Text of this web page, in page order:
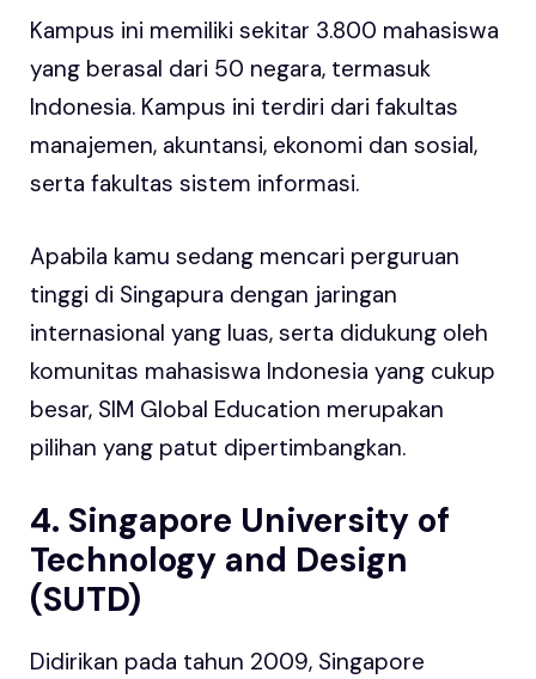
Kampus ini memiliki sekitar 3.800 mahasiswa
yang berasal dari 50 negara, termasuk
Indonesia. Kampus ini terdiri dari fakultas
manajemen, akuntansi, ekonomi dan sosial,
serta fakultas sistem informasi.
Apabila kamu sedang mencari perguruan
tinggi di Singapura dengan jaringan
internasional yang luas, serta didukung oleh
komunitas mahasiswa Indonesia yang cukup
besar, SIM Global Education merupakan
pilihan yang patut dipertimbangkan.
4. Singapore University of
Technology and Design
(SUTD)
Didirikan pada tahun 2009, Singapore